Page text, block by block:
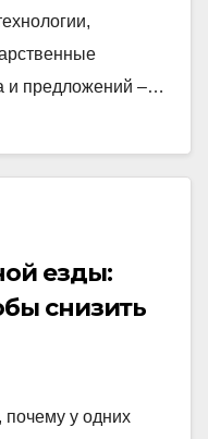
и предложений –…
езды:
снизить
почему у одних